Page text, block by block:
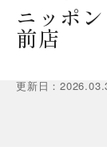
ニッポ
前店
更新日 ：